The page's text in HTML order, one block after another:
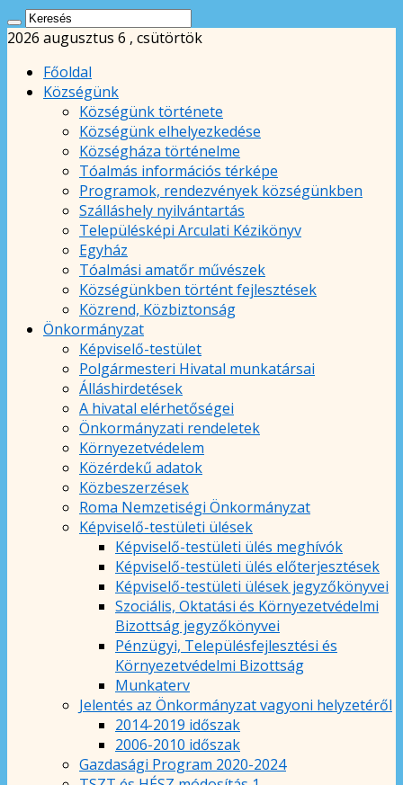
2026 augusztus 6 , csütörtök
Főoldal
Községünk
Községünk története
Községünk elhelyezkedése
Községháza történelme
Tóalmás információs térképe
Programok, rendezvények községünkben
Szálláshely nyilvántartás
Településképi Arculati Kézikönyv
Egyház
Tóalmási amatőr művészek
Községünkben történt fejlesztések
Közrend, Közbiztonság
Önkormányzat
Képviselő-testület
Polgármesteri Hivatal munkatársai
Álláshirdetések
A hivatal elérhetőségei
Önkormányzati rendeletek
Környezetvédelem
Közérdekű adatok
Közbeszerzések
Roma Nemzetiségi Önkormányzat
Képviselő-testületi ülések
Képviselő-testületi ülés meghívók
Képviselő-testületi ülés előterjesztések
Képviselő-testületi ülések jegyzőkönyvei
Szociális, Oktatási és Környezetvédelmi
Bizottság jegyzőkönyvei
Pénzügyi, Településfejlesztési és
Környezetvédelmi Bizottság
Munkaterv
Jelentés az Önkormányzat vagyoni helyzetéről
2014-2019 időszak
2006-2010 időszak
Gazdasági Program 2020-2024